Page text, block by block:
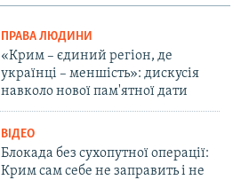
ПРАВА ЛЮДИНИ
«Крим – єдиний регіон, де
українці – меншість»: дискусія
навколо нової пам'ятної дати
ВІДЕО
Блокада без сухопутної операції:
Крим сам себе не заправить і не